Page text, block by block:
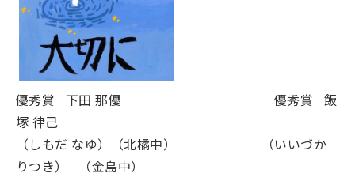
優秀賞 下田 那優 優秀賞 飯
塚 律己
（しもだ なゆ）（北橘中） （いいづか
りつき） （金島中）